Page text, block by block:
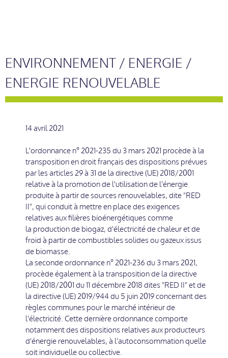
ENVIRONNEMENT / ENERGIE /
ENERGIE RENOUVELABLE
14 avril 2021
L'ordonnance n° 2021-235 du 3 mars 2021 procède à la
transposition en droit français des dispositions prévues
par les articles 29 à 31 de la directive (UE) 2018/2001
relative à la promotion de l'utilisation de l'énergie
produite à partir de sources renouvelables, dite "RED
II", qui conduit à mettre en place des exigences
relatives aux filières bioénergétiques comme
la production de biogaz, d'électricité de chaleur et de
froid à partir de combustibles solides ou gazeux issus
de biomasse.
La seconde ordonnance n° 2021-236 du 3 mars 2021,
procède également à la transposition de la directive
(UE) 2018/2001 du 11 décembre 2018 dites "RED II" et de
la directive (UE) 2019/944 du 5 juin 2019 concernant des
règles communes pour le marché intérieur de
l'électricité. Cette dernière ordonnance comporte
notamment des dispositions relatives aux producteurs
d'énergie renouvelables, à l'autoconsommation quelle
soit individuelle ou collective.